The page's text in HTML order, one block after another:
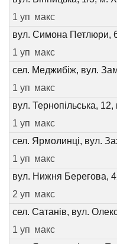
1 уп макс
вул. Симона Петлюри,
1 уп макс
сел. Меджибіж, вул.
1 уп макс
вул. Тернопільська,
1 уп макс
сел. Ярмолинці, вул.
1 уп макс
вул. Нижня Берегова,
2 уп макс
сел. Сатанів, вул.
1 уп макс